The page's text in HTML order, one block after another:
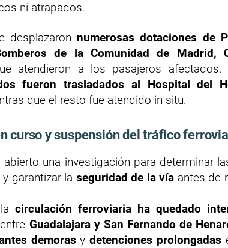
ni atrapados.
desplazaron numerosas dotaciones de
de la Comunidad de Madrid,
atendieron a los pasajeros
fueron trasladados al Hospital del
que el resto fue atendido in situ.
curso y suspensión del tráfico
una investigación para determinar
y garantizar la seguridad de la vía antes de
circulación ferroviaria ha quedado
entre Guadalajara y San Fernando de
demoras y detenciones prolongadas